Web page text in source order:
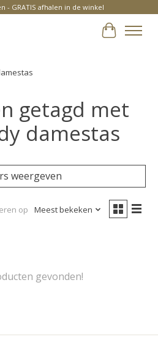
- GRATIS afhalen in de winkel
getagd met
damestas
weergeven
op Meest bekeken
gevonden!